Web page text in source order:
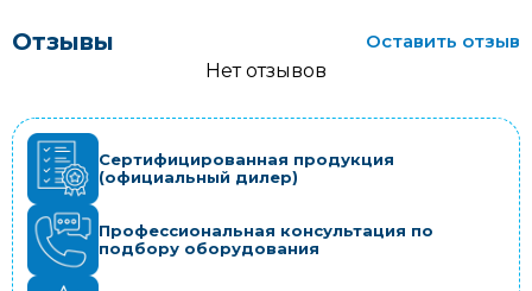
Отзывы
Оставить отзыв
Нет отзывов
Сертифицированная продукция
(официальный дилер)
Профессиональная консультация по
подбору оборудования